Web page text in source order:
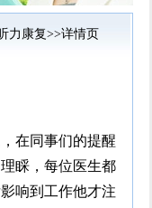
力康复>>详情页
在同事们的提醒
睬，每位医生都
响到工作他才注